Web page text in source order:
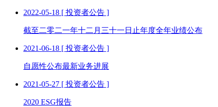
2022-05-18 [ 投资者公告 ]
截至二零二一年十二月三十一日止年度全年业绩公布
2021-06-18 [ 投资者公告 ]
自愿性公布最新业务进展
2021-05-27 [ 投资者公告 ]
2020 ESG报告